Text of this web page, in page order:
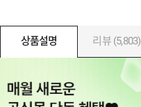
상품설명 리뷰 (5,803)